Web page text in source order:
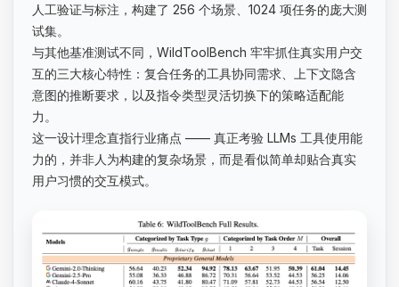
人工验证与标注，构建了 256 个场景、1024 项任务的庞大测
试集。
与其他基准测试不同，WildToolBench 牢牢抓住真实用户交
互的三大核心特性：复合任务的工具协同需求、上下文隐含
意图的推断要求，以及指令类型灵活切换下的策略适配能
力。
这一设计理念直指行业痛点 —— 真正考验 LLMs 工具使用能
力的，并非人为构建的复杂场景，而是看似简单却贴合真实
用户习惯的交互模式。